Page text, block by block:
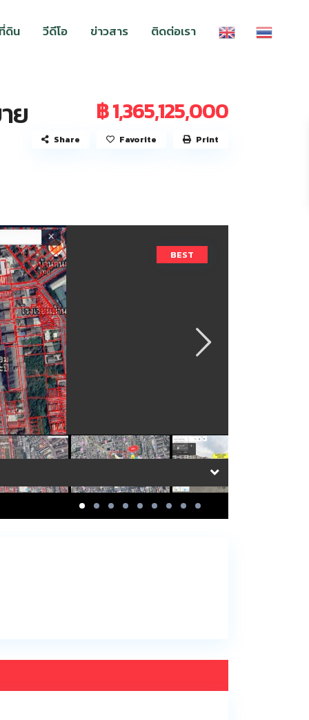
ดิน วีดีโอ ข่าวสาร ติดต่อเรา
ย ฿ 1,365,125,000
Share Favorite Print
BEST